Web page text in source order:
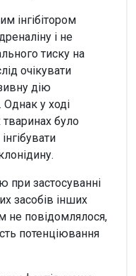
інгібітором
і не
тиску на
очікувати
дію
Однак у ході
було
при застосуванні
засобів інших
не повідомлялося,
потенціювання